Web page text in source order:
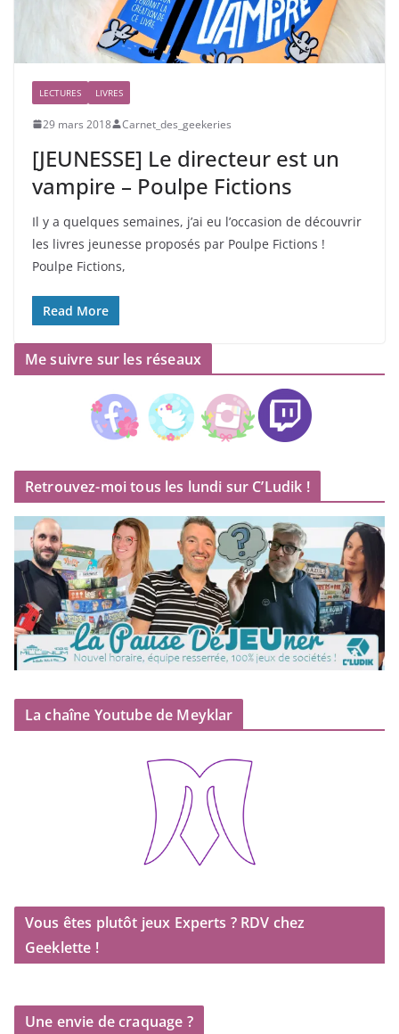
LECTURES LIVRES
29 mars 2018 Carnet_des_geekeries
[JEUNESSE] Le directeur est un
vampire – Poulpe Fictions
Il y a quelques semaines, j’ai eu l’occasion de découvrir
les livres jeunesse proposés par Poulpe Fictions !
Poulpe Fictions,
Read More
Me suivre sur les réseaux
Retrouvez-moi tous les lundi sur C’Ludik !
La chaîne Youtube de Meyklar
Vous êtes plutôt jeux Experts ? RDV chez
Geeklette !
Une envie de craquage ?